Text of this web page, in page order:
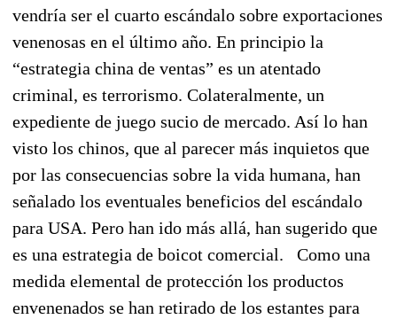
vendría ser el cuarto escándalo sobre exportaciones
venenosas en el último año. En principio la
“estrategia china de ventas” es un atentado
criminal, es terrorismo. Colateralmente, un
expediente de juego sucio de mercado. Así lo han
visto los chinos, que al parecer más inquietos que
por las consecuencias sobre la vida humana, han
señalado los eventuales beneficios del escándalo
para USA. Pero han ido más allá, han sugerido que
es una estrategia de boicot comercial.
Como una
medida elemental de protección los productos
envenenados se han retirado de los estantes para